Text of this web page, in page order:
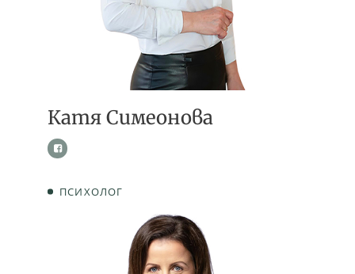
Катя Симеонова
ПСИХОЛОГ